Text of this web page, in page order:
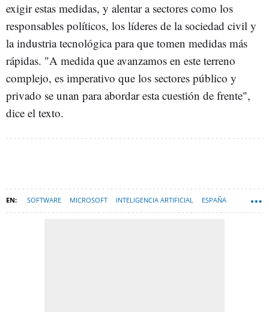
exigir estas medidas, y alentar a sectores como los
responsables políticos, los líderes de la sociedad civil y
la industria tecnológica para que tomen medidas más
rápidas. "A medida que avanzamos en este terreno
complejo, es imperativo que los sectores público y
privado se unan para abordar esta cuestión de frente",
dice el texto.
SOFTWARE MICROSOFT INTELIGENCIA ARTIFICIAL ESPAÑA